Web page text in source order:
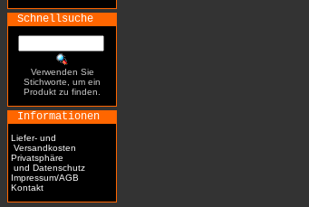
Schnellsuche
Verwenden Sie
Stichworte, um ein
Produkt zu finden.
Informationen
Liefer- und
Versandkosten
Privatsphäre
und Datenschutz
Impressum/AGB
Kontakt